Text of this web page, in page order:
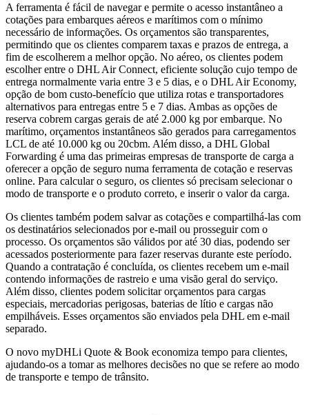
A ferramenta é fácil de navegar e permite o acesso instantâneo a
cotações para embarques aéreos e marítimos com o mínimo
necessário de informações. Os orçamentos são transparentes,
permitindo que os clientes comparem taxas e prazos de entrega, a
fim de escolherem a melhor opção. No aéreo, os clientes podem
escolher entre o DHL Air Connect, eficiente solução cujo tempo de
entrega normalmente varia entre 3 e 5 dias, e o DHL Air Economy,
opção de bom custo-benefício que utiliza rotas e transportadores
alternativos para entregas entre 5 e 7 dias. Ambas as opções de
reserva cobrem cargas gerais de até 2.000 kg por embarque. No
marítimo, orçamentos instantâneos são gerados para carregamentos
LCL de até 10.000 kg ou 20cbm. Além disso, a DHL Global
Forwarding é uma das primeiras empresas de transporte de carga a
oferecer a opção de seguro numa ferramenta de cotação e reservas
online. Para calcular o seguro, os clientes só precisam selecionar o
modo de transporte e o produto correto, e inserir o valor da carga.
Os clientes também podem salvar as cotações e compartilhá-las com
os destinatários selecionados por e-mail ou prosseguir com o
processo. Os orçamentos são válidos por até 30 dias, podendo ser
acessados posteriormente para fazer reservas durante este período.
Quando a contratação é concluída, os clientes recebem um e-mail
contendo informações de rastreio e uma visão geral do serviço.
Além disso, clientes podem solicitar orçamentos para cargas
especiais, mercadorias perigosas, baterias de lítio e cargas não
empilháveis. Esses orçamentos são enviados pela DHL em e-mail
separado.
O novo myDHLi Quote & Book economiza tempo para clientes,
ajudando-os a tomar as melhores decisões no que se refere ao modo
de transporte e tempo de trânsito.